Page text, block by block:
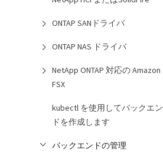
ONTAP SANドライバ
ONTAP NAS ドライバ
NetApp ONTAP 対応の Amazon
FSX
kubectl を使用してバックエン
ドを作成します
バックエンドの管理